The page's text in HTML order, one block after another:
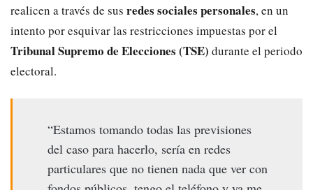
realicen a través de sus redes sociales personales, en un
intento por esquivar las restricciones impuestas por el
Tribunal Supremo de Elecciones (TSE) durante el periodo
electoral.
“Estamos tomando todas las previsiones
del caso para hacerlo, sería en redes
particulares que no tienen nada que ver con